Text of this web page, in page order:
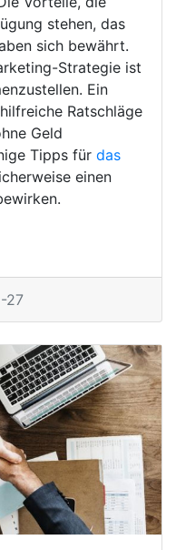
stehen, das
sich bewährt.
Strategie ist
Ein
Ratschläge
Geld
Tipps für das
einen
27